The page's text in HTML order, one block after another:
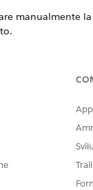
manualmente
Employee2.User